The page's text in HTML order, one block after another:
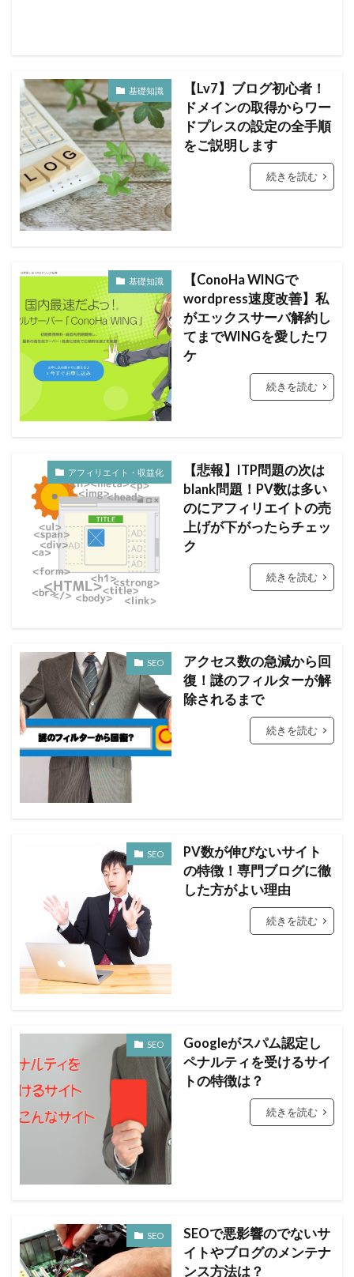
基礎知識
【Lv7】ブログ初心者！
ドメインの取得からワー
ドプレスの設定の全手順
をご説明します
続きを読む
基礎知識
【ConoHa WINGで
wordpress速度改善】私
がエックスサーバ解約し
てまでWINGを愛したワ
ケ
続きを読む
アフィリエイト・収益化
【悲報】ITP問題の次は
blank問題！PV数は多い
のにアフィリエイトの売
上げが下がったらチェッ
ク
続きを読む
SEO
アクセス数の急減から回
復！謎のフィルターが解
除されるまで
続きを読む
SEO
PV数が伸びないサイト
の特徴！専門ブログに徹
した方がよい理由
続きを読む
SEO
Googleがスパム認定し
ペナルティを受けるサイ
トの特徴は？
続きを読む
SEO
SEOで悪影響のでないサ
イトやブログのメンテナ
ンス方法は？